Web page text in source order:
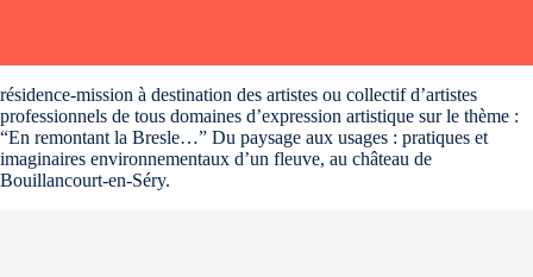
résidence-mission à destination des artistes ou collectif d’artistes
professionnels de tous domaines d’expression artistique sur le thème :
“En remontant la Bresle…” Du paysage aux usages : pratiques et
imaginaires environnementaux d’un fleuve, au château de
Bouillancourt-en-Séry.